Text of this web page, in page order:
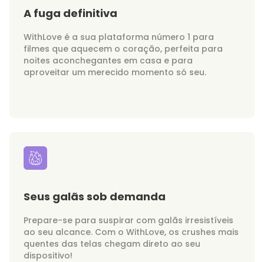
A fuga definitiva
WithLove é a sua plataforma número 1 para
filmes que aquecem o coração, perfeita para
noites aconchegantes em casa e para
aproveitar um merecido momento só seu.
Seus galãs sob demanda
Prepare-se para suspirar com galãs irresistíveis
ao seu alcance. Com o WithLove, os crushes mais
quentes das telas chegam direto ao seu
dispositivo!